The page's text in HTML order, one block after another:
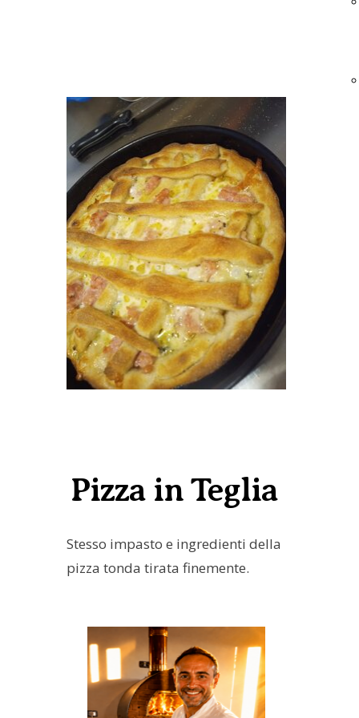
Pizza in Teglia
Stesso impasto e ingredienti della
pizza tonda tirata finemente.